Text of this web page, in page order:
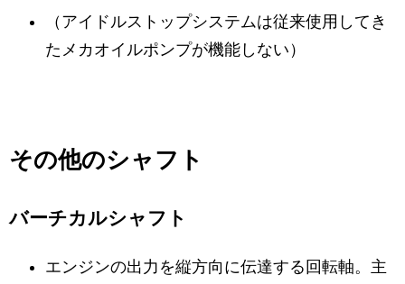
（アイドルストップシステムは従来使用してき
たメカオイルポンプが機能しない）
その他のシャフト
バーチカルシャフト
エンジンの出力を縦方向に伝達する回転軸。主